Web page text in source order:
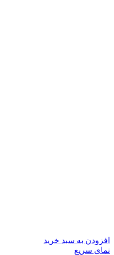
افزودن به سبد خرید
نمای سریع